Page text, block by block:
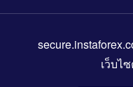
เว็บไ